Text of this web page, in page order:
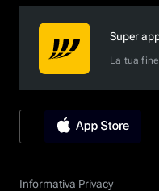
Super
La tua
Informativa Privacy